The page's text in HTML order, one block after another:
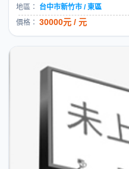
地區：
台中市新竹市 / 東區
價格： 30000元 / 元